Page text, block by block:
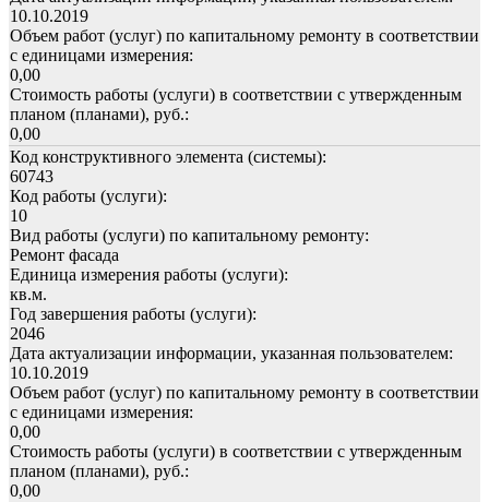
10.10.2019
Объем работ (услуг) по капитальному ремонту в соответствии
с единицами измерения:
0,00
Стоимость работы (услуги) в соответствии с утвержденным
планом (планами), руб.:
0,00
Код конструктивного элемента (системы):
60743
Код работы (услуги):
10
Вид работы (услуги) по капитальному ремонту:
Ремонт фасада
Единица измерения работы (услуги):
кв.м.
Год завершения работы (услуги):
2046
Дата актуализации информации, указанная пользователем:
10.10.2019
Объем работ (услуг) по капитальному ремонту в соответствии
с единицами измерения:
0,00
Стоимость работы (услуги) в соответствии с утвержденным
планом (планами), руб.:
0,00